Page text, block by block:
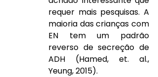
requer mais pesquisas. A
maioria das crianças com
EN tem um padrão
reverso de secreção de
ADH (Hamed, et. al.,
Yeung, 2015).